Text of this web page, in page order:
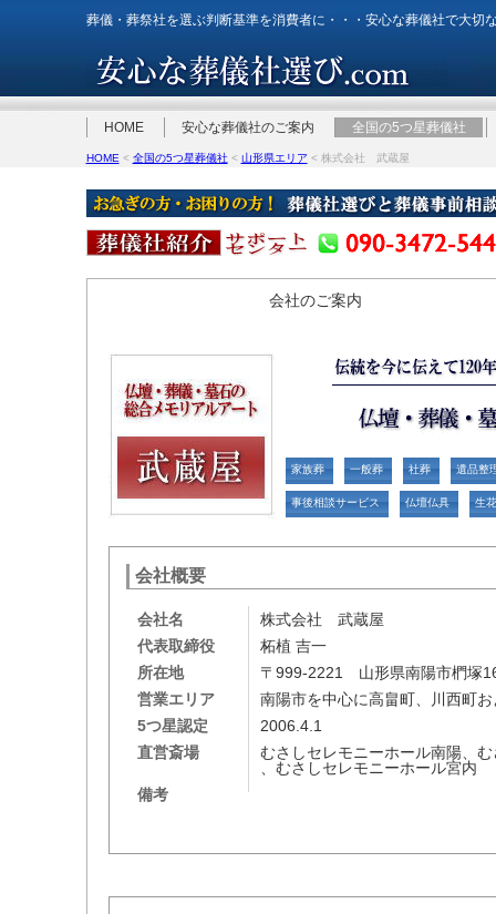
葬儀・葬祭社を選ぶ判断基準を消費者に・・・安心な葬儀社で大切
HOME 安心な葬儀社のご案内 全国の5つ星葬儀社
HOME < 全国の5つ星葬儀社< 山形県エリア < 株式会社 武蔵屋
会社のご案内
家族葬 一般葬 社葬 遺品整
事後相談サービス 仏壇仏具 生
会社概要
会社名
株式会社 武蔵屋
代表取締役
柘植 吉一
所在地
〒999-2221 山形県南陽市椚塚
営業エリア
南陽市を中心に高畠町、川西町
5つ星認定
2006.4.1
直営斎場
むさしセレモニーホール南陽、
、むさしセレモニーホール宮内
備考